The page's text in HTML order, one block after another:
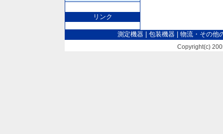
リンク
測定機器 包装機器 物流・その他
Copyright(c)